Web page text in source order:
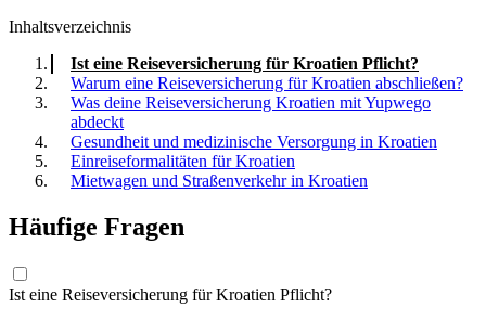
Inhaltsverzeichnis
Ist eine Reiseversicherung für Kroatien Pflicht?
Warum eine Reiseversicherung für Kroatien abschließen?
Was deine Reiseversicherung Kroatien mit Yupwego
abdeckt
Gesundheit und medizinische Versorgung in Kroatien
Einreiseformalitäten für Kroatien
Mietwagen und Straßenverkehr in Kroatien
Häufige Fragen
Ist eine Reiseversicherung für Kroatien Pflicht?